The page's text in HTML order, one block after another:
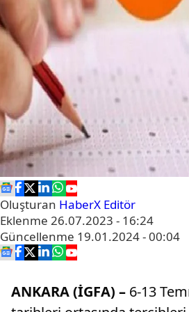
Oluşturan HaberX Editör
Eklenme 26.07.2023 - 16:24
Güncellenme 19.01.2024 - 00:04
ANKARA (İGFA) – 6-13